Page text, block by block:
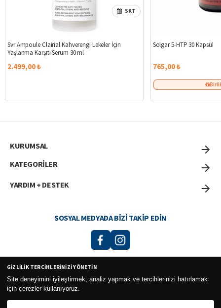
SKT
Svr Ampoule Clairial Kahverengi Lekeler İçin
Yaşlanma Karşıtı Serum 30 ml
2.499,00 ₺
Solgar 5-HTP 30 Kapsül
765,00 ₺
KURUMSAL
KATEGORİLER
YARDIM + DESTEK
SOSYAL MEDYADA BIZI TAKIP EDIN
Curesel Turizm Ticaret Limited Şirketi 2026 ©
GIZLILIK TERCIHLERINIZI YÖNETIN
Site deneyimini iyileştirmek, analiz yapmak ve tercihlerinizi hatırlamak
için çerezler kullanıyoruz.